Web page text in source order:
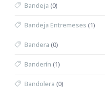
Bandeja (0)
Bandeja Entremeses (1)
Bandera (0)
Banderín (1)
Bandolera (0)